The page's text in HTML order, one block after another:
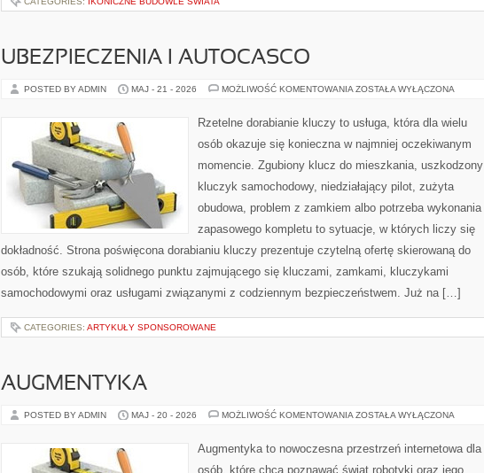
UBEZPIECZENIA I AUTOCASCO
POSTED BY ADMIN MAJ - 21 - 2026 MOŻLIWOŚĆ KOMENTOWANIA UBEZPIECZENIA
ZOSTAŁA WYŁĄCZONA
Rzetelne dorabianie kluczy to usługa, która dla wielu
osób okazuje się konieczna w najmniej oczekiwanym
momencie. Zgubiony klucz do mieszkania, uszkodzony
kluczyk samochodowy, niedziałający pilot, zużyta
obudowa, problem z zamkiem albo potrzeba wykonania
zapasowego kompletu to sytuacje, w których liczy się
dokładność. Strona poświęcona dorabianiu kluczy prezentuje czytelną ofertę skierowaną do
osób, które szukają solidnego punktu zajmującego się kluczami, zamkami, kluczykami
samochodowymi oraz usługami związanymi z codziennym bezpieczeństwem. Już na […]
CATEGORIES: ARTYKUŁY SPONSOROWANE
AUGMENTYKA
POSTED BY ADMIN MAJ - 20 - 2026 MOŻLIWOŚĆ KOMENTOWANIA AUGMENTYKA
ZOSTAŁA WYŁĄCZONA
Augmentyka to nowoczesna przestrzeń internetowa dla
osób, które chcą poznawać świat robotyki oraz jego